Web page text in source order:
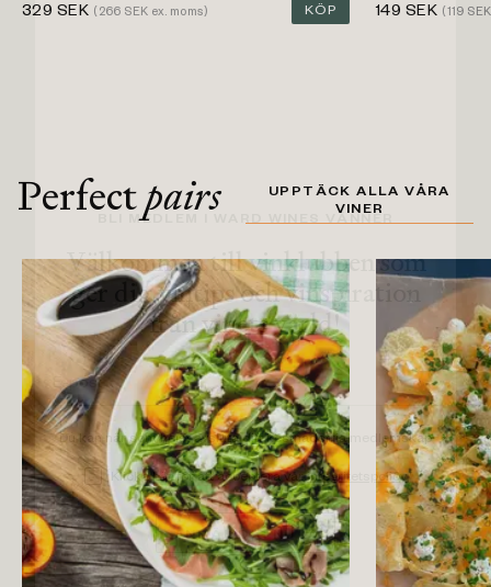
BLI MEDLEM I WARD WINES VÄNNER
Välkommen till vinklubben som
ger dig vintips och vinspiration
från vinets värld!
Du kan när som helst avsluta ditt kostnadsfria medlemskap
Klicka här för att acceptera vårintegritetspolicy
ANMÄL DIG NU
329 SEK ( 266 SEK ex. moms) KÖP 149 SEK (119
Perfectpairs
UPPTÄCK ALLA VÅRA
VINER